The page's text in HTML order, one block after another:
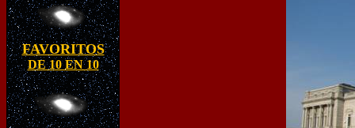
FAVORITOS
DE 10 EN 10